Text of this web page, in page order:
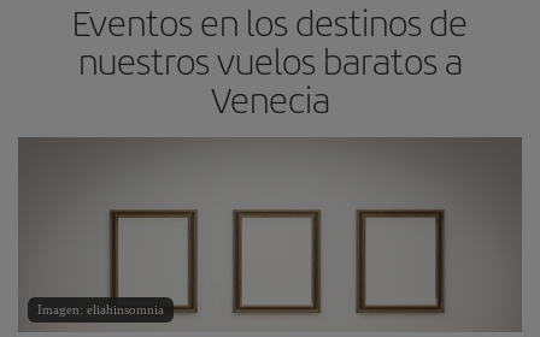
Eventos en los destinos de
nuestros vuelos baratos a
Venecia
Imagen: eliahinsomnia